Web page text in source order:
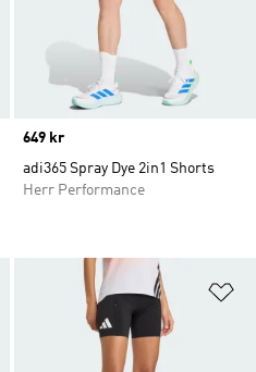
Price
649 kr
adi365 Spray Dye 2in1 Shorts
Herr Performance
Lägg till på önskelistan